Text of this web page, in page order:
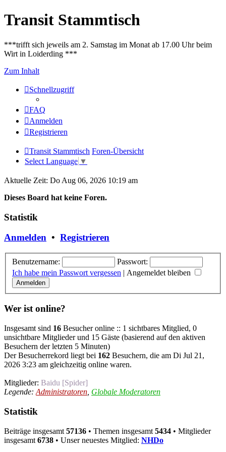
Transit Stammtisch
***trifft sich jeweils am 2. Samstag im Monat ab 17.00 Uhr beim
Wirt in Loiderding ***
Zum Inhalt
Schnellzugriff
FAQ
Anmelden
Registrieren
Transit Stammtisch Foren-Übersicht
Select Language ▼
Aktuelle Zeit: Do Aug 06, 2026 10:19 am
Dieses Board hat keine Foren.
Statistik
Anmelden • Registrieren
Benutzername:
Passwort:
Ich habe mein Passwort vergessen | Angemeldet bleiben
Wer ist online?
Insgesamt sind 16 Besucher online :: 1 sichtbares Mitglied, 0
unsichtbare Mitglieder und 15 Gäste (basierend auf den aktiven
Besuchern der letzten 5 Minuten)
Der Besucherrekord liegt bei 162 Besuchern, die am Di Jul 21,
2026 3:23 am gleichzeitig online waren.
Mitglieder: Baidu [Spider]
Legende: Administratoren Globale Moderatoren
Statistik
Beiträge insgesamt 57136 • Themen insgesamt 5434 • Mitglieder
insgesamt 6738 • Unser neuestes Mitglied: NHDo